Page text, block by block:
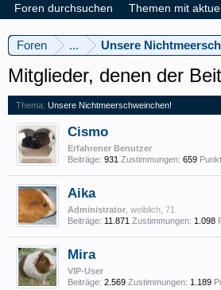
Foren ... Unsere
Mitglieder, denen der
Thema: Unsere Nichtmeerschweinchen!
Cismo
Erfahrener Benutzer
Beiträge: 931 Zustimmungen: 659
Aika
Administrator , weiblich, 71
Beiträge: 11.871 Zustimmungen: 1.098
Mira
VIP-User
Beiträge: 2.569 Zustimmungen: 1.189
Foren durchsuchen
Themen mit